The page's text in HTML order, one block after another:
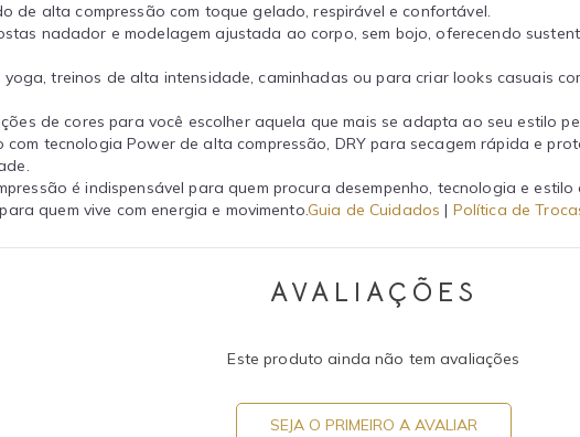
de alta compressão com toque gelado, respirável e confortável.
nadador e modelagem ajustada ao corpo, sem bojo, oferecendo
treinos de alta intensidade, caminhadas ou para criar looks casuais
de cores para você escolher aquela que mais se adapta ao seu estilo
com tecnologia Power de alta compressão, DRY para secagem rápida e
é indispensável para quem procura desempenho, tecnologia e
quem vive com energia e movimento.Guia de Cuidados | Política de
AVALIAÇÕES
Este produto ainda não tem avaliações
SEJA O PRIMEIRO A AVALIAR